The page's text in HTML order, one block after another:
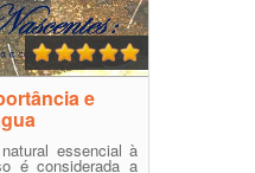
e
essencial à
é considerada a